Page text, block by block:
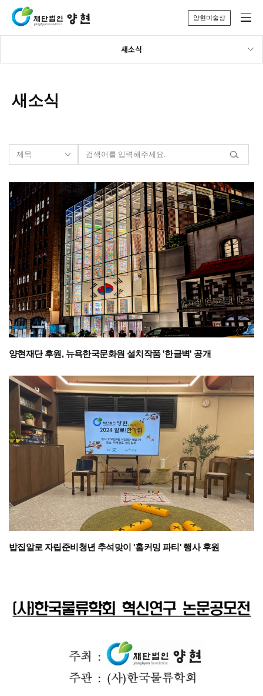
양현미술상
새소식
새소식
양현재단 후원, 뉴욕한국문화원 설치작품 '한글벽' 공개
밥집알로 자립준비청년 추석맞이 '홈커밍 파티' 행사 후원